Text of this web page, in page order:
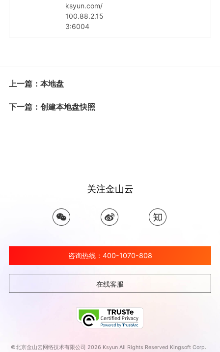
ksyun.com/
100.88.2.15
3:6004
上一篇：本地盘
下一篇：创建本地盘快照
关注金山云
咨询热线：400-1070-808
在线客服
©北京金山云网络技术有限公司 2026 Ksyun All Rights Reserved Kingsoft Corp.